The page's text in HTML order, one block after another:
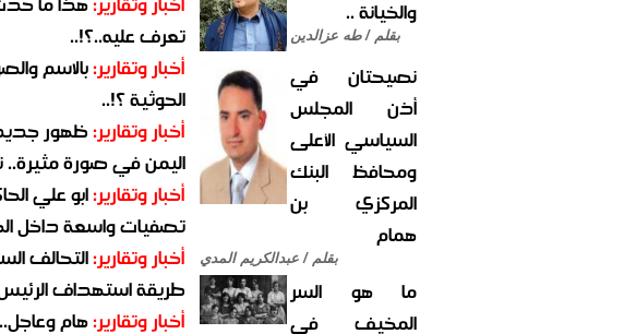
والخيانة ..
بقلم / طه عزالدين
نصيحتان في
أذن المجلس
السياسي الأعلى
ومحافظ البنك
المركزي بن
همام
بقلم / عبدالكريم المدي
ما هو السر
المخيف في
تعرف عليه..؟!..
أخبار وتقارير:بالاسم
الحوثية ؟!..
أخبار وتقارير:ظهور
اليمن في صورة
أخبار وتقارير:ابو علي
تصفيات واسعة داخل
أخبار وتقارير:التحالف
طريقة استهداف
أخبار وتقارير:هام